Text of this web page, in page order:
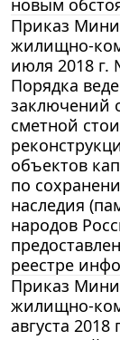
Приказ
жилищно-
июля 2018 г.
Порядка
заключений
сметной
объектов
по
наследия
народов
реестре
Приказ
жилищно-
августа